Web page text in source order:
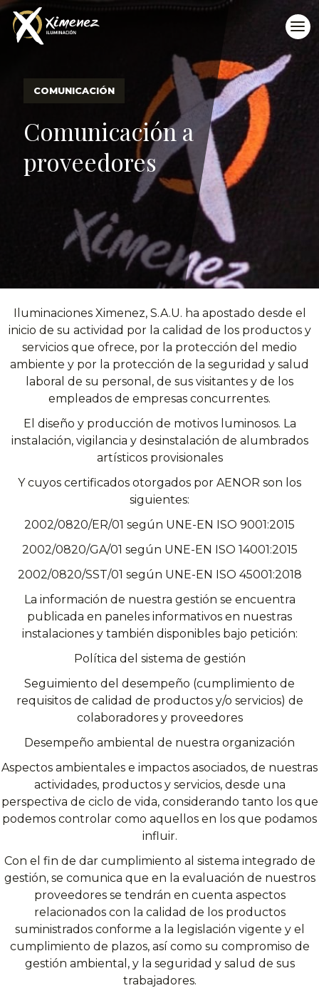
COMUNICACIÓN
Comunicación a
proveedores
Iluminaciones Ximenez, S.A.U. ha apostado desde el
inicio de su actividad por la calidad de los productos y
servicios que ofrece, por la protección del medio
ambiente y por la protección de la seguridad y salud
laboral de su personal, de sus visitantes y de los
empleados de empresas concurrentes.
El diseño y producción de motivos luminosos. La
instalación, vigilancia y desinstalación de alumbrados
artísticos provisionales
Y cuyos certificados otorgados por AENOR son los
siguientes:
2002/0820/ER/01 según UNE-EN ISO 9001:2015
2002/0820/GA/01 según UNE-EN ISO 14001:2015
2002/0820/SST/01 según UNE-EN ISO 45001:2018
La información de nuestra gestión se encuentra
publicada en paneles informativos en nuestras
instalaciones y también disponibles bajo petición:
Política del sistema de gestión
Seguimiento del desempeño (cumplimiento de
requisitos de calidad de productos y/o servicios) de
colaboradores y proveedores
Desempeño ambiental de nuestra organización
Aspectos ambientales e impactos asociados, de nuestras
actividades, productos y servicios, desde una
perspectiva de ciclo de vida, considerando tanto los que
podemos controlar como aquellos en los que podamos
influir.
Con el fin de dar cumplimiento al sistema integrado de
gestión, se comunica que en la evaluación de nuestros
proveedores se tendrán en cuenta aspectos
relacionados con la calidad de los productos
suministrados conforme a la legislación vigente y el
cumplimiento de plazos, así como su compromiso de
gestión ambiental, y la seguridad y salud de sus
trabajadores.